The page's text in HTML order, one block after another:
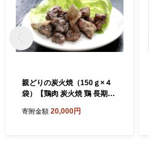
親どりの炭火焼（150ｇ×４
袋）【鶏肉 炭火焼 鶏 長期飼
凍 国産 島根県 大田市】
寄附金額 20,000円